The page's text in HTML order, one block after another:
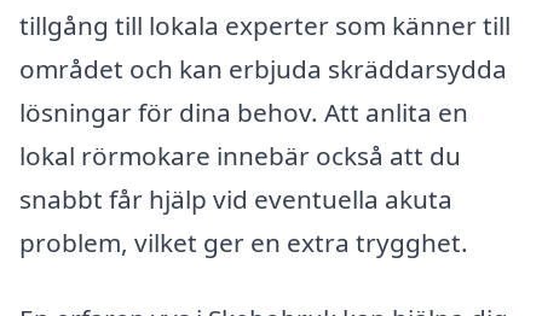
tillgång till lokala experter som känner till
området och kan erbjuda skräddarsydda
lösningar för dina behov. Att anlita en
lokal rörmokare innebär också att du
snabbt får hjälp vid eventuella akuta
problem, vilket ger en extra trygghet.